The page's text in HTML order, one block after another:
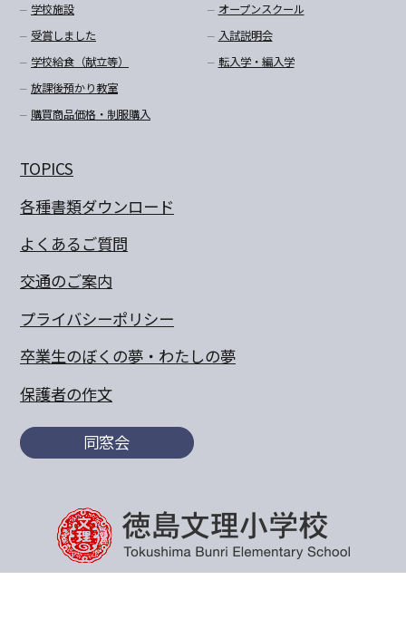
学校施設
受賞しました
学校給食（献立等）
放課後預かり教室
購買商品価格・制服購入
オープンスクール
入試説明会
転入学・編入学
TOPICS
各種書類ダウンロード
よくあるご質問
交通のご案内
プライバシーポリシー
卒業生のぼくの夢・わたしの夢
保護者の作文
同窓会